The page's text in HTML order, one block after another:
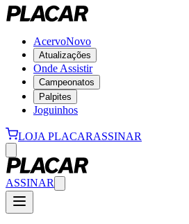
AcervoNovo
Atualizações
Onde Assistir
Campeonatos
Palpites
Joguinhos
LOJA PLACARASSINAR
ASSINAR